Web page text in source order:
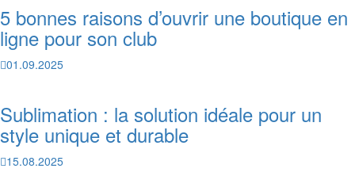
5 bonnes raisons d’ouvrir une boutique en
ligne pour son club
01.09.2025
Sublimation : la solution idéale pour un
style unique et durable
15.08.2025